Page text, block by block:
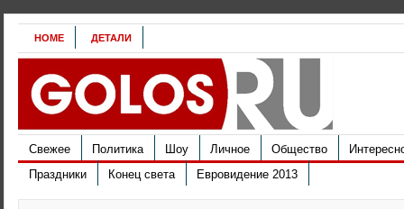
HOME ДЕТАЛИ
Свежее Политика Шоу Личное Общество
Праздники
Конец света Евровидение 2013